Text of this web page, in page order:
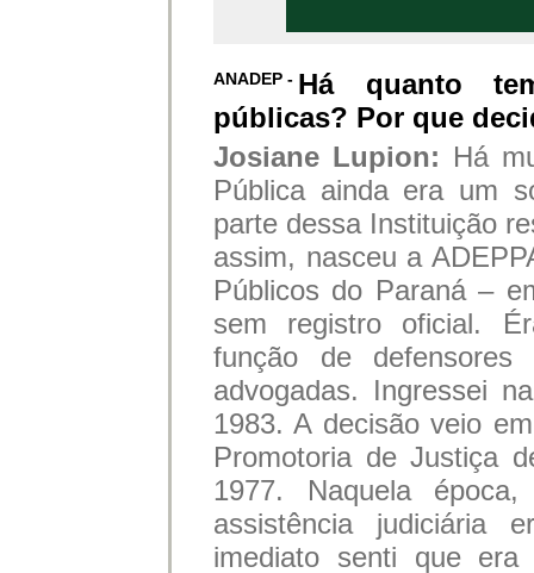
ANADEP - Há quanto
públicas? Por que
Josiane Lupion: Há
Pública ainda era um
parte dessa Instituição
assim, nasceu a
Públicos do Paraná –
sem registro oficial.
função de
advogadas. Ingressei
1983. A decisão veio
Promotoria de Justiça
1977. Naquela
assistência judiciária
imediato senti que